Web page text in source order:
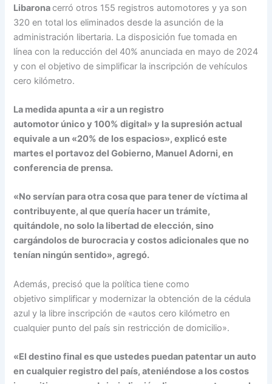
Libaronacerró otros 155 registros automotores y ya son
320 en total los eliminados desde la asunción de la
administración libertaria. La disposición fue tomada en
línea con la reducción del 40% anunciada en mayo de 2024
y con el objetivo de simplificar la inscripción de vehículos
cero kilómetro.
La medida apunta a «ir a un registro
automotor único y 100% digital» y la supresión actual
equivale a un «20% de los espacios», explicó este
martes el portavoz del Gobierno, Manuel Adorni, en
conferencia de prensa.
«No servían para otra cosa que para tener de víctima al
contribuyente, al que quería hacer un trámite,
quitándole, no solo la libertad de elección, sino
cargándolos de burocracia y costos adicionales que no
tenían ningún sentido», agregó.
Además, precisó que la política tiene como
objetivo simplificar y modernizar la obtención de la cédula
azul y la libre inscripción de «autos cero kilómetro en
cualquier punto del país sin restricción de domicilio».
«El destino final es que ustedes puedan patentar un auto
en cualquier registro del país, ateniéndose a los costos